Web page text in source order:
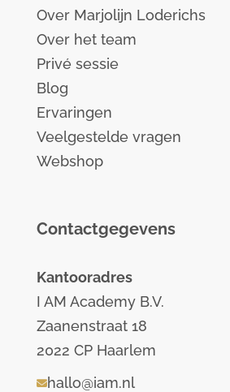
Over Marjolijn Loderichs
Over het team
Privé sessie
Blog
Ervaringen
Veelgestelde vragen
Webshop
Contactgegevens
Kantooradres
I AM Academy B.V.
Zaanenstraat 18
2022 CP Haarlem
hallo@iam.nl